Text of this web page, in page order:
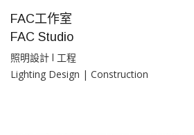
FAC工作室
FAC Studio
照明設計 l 工程
Lighting Design | Construction